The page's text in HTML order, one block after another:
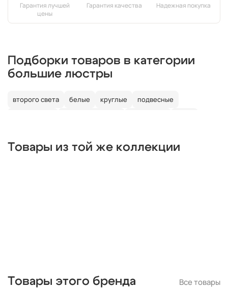
Подборки товаров в категории
большие люстры
второго света белые круглые
подвесные
Товары из той же коллекции
Товары этого бренда Все товары